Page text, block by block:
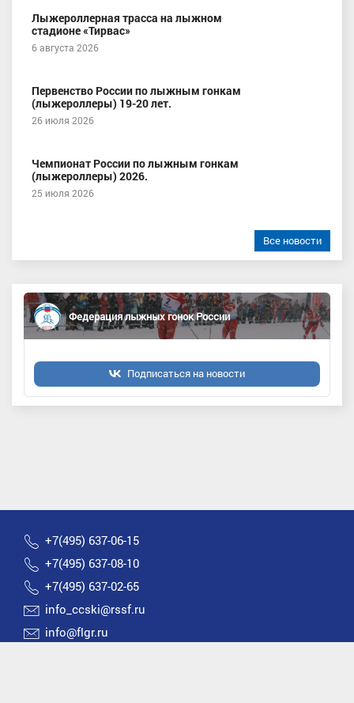
Лыжероллерная трасса на лыжном
стадионе «Тирвас»
6 августа 2026
Первенство России по лыжным гонкам
(лыжероллеры) 19-20 лет.
26 июля 2026
Чемпионат России по лыжным гонкам
(лыжероллеры) 2026.
25 июля 2026
Все новости
Федерация лыжных гонок России
Подписаться на новости
+7(495) 637-06-15
+7(495) 637-08-10
+7(495) 637-02-65
info_ccski@rssf.ru
info@flgr.ru